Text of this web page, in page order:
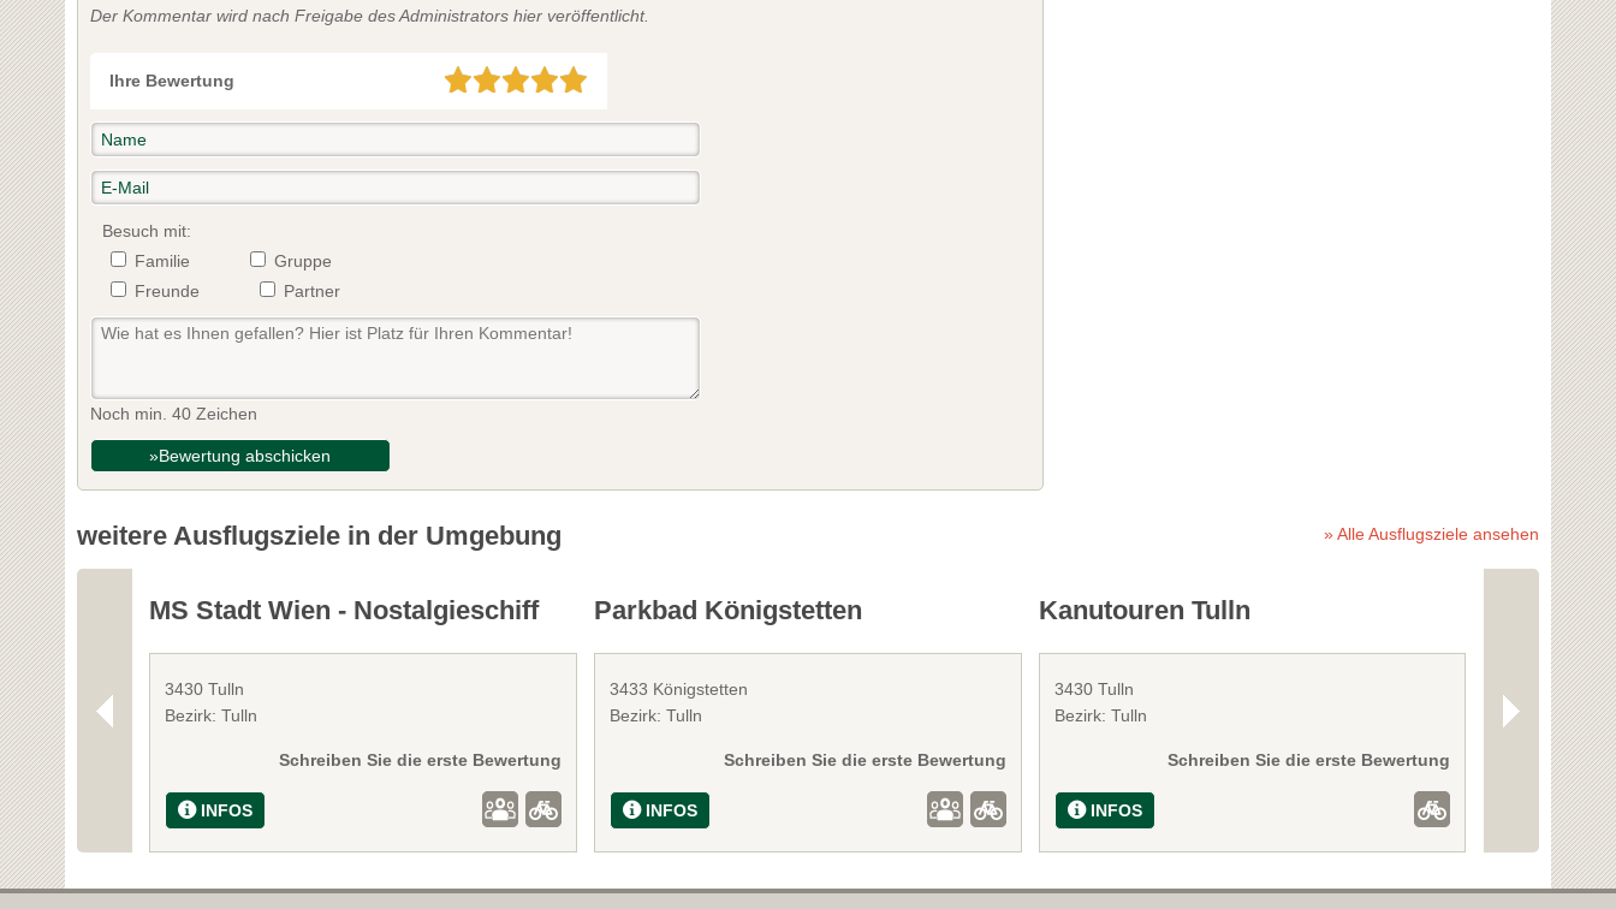
Der Kommentar wird nach Freigabe des Administrators hier veröffentlicht.
Ihre Bewertung
Besuch mit:
Familie
Gruppe
Freunde
Partner
Noch min. 40 Zeichen
»Bewertung abschicken
weitere Ausflugsziele in der Umgebung » Alle Ausflugsziele ansehen
MS Stadt Wien - Nostalgieschiff
3430 Tulln
Bezirk: Tulln
Schreiben Sie die erste Bewertung
INFOS
Parkbad Königstetten
3433 Königstetten
Bezirk: Tulln
Schreiben Sie die erste Bewertung
INFOS
Kanutouren Tulln
3430 Tulln
Bezirk: Tulln
Schreiben Sie die erste Bewertung
INFOS
Stift
3400
Bezirk: Wien
INFOS